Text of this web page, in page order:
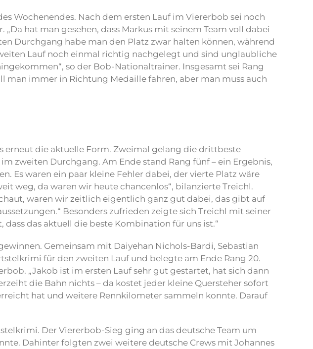
Wochenendes. Nach dem ersten Lauf im Viererbob sei noch
hat man gesehen, dass Markus mit seinem Team voll dabei
Durchgang habe man den Platz zwar halten können, während
Lauf noch einmal richtig nachgelegt und sind unglaubliche
so der Bob-Nationaltrainer. Insgesamt sei Rang
man immer in Richtung Medaille fahren, aber man muss auch
erneut die aktuelle Form. Zweimal gelang die drittbeste
zweiten Durchgang. Am Ende stand Rang fünf – ein Ergebnis,
Es waren ein paar kleine Fehler dabei, der vierte Platz wäre
weg, da waren wir heute chancenlos“, bilanzierte Treichl.
waren wir zeitlich eigentlich ganz gut dabei, das gibt auf
Besonders zufrieden zeigte sich Treichl mit seiner
das aktuell die beste Kombination für uns ist.“
Gemeinsam mit Daiyehan Nichols-Bardi, Sebastian
für den zweiten Lauf und belegte am Ende Rang 20.
„Jakob ist im ersten Lauf sehr gut gestartet, hat sich dann
die Bahn nichts – da kostet jeder kleine Quersteher sofort
hat und weitere Rennkilometer sammeln konnte. Darauf
Der Viererbob-Sieg ging an das deutsche Team um
Dahinter folgten zwei weitere deutsche Crews mit Johannes